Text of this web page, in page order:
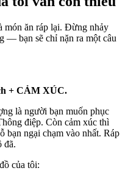
món ăn ráp lại. Đừng nhảy
— bạn sẽ chỉ nặn ra một câu
+ CẢM XÚC.
là người bạn muốn phục
điệp. Còn cảm xúc thì
bạn ngại chạm vào nhất. Ráp
đã.
của tôi: